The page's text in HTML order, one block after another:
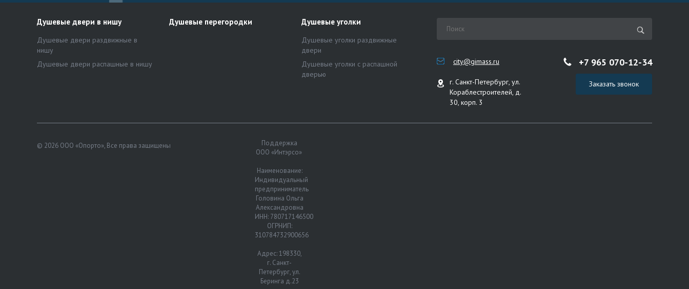
Душевые двери в нишу
Душевые двери раздвижные в
нишу
Душевые двери распашные в нишу
Душевые перегородки Душевые уголки
Душевые уголки раздвижные
двери
Душевые уголки с распашной
дверью
city@gimass.ru
г. Санкт-Петербург, ул.
Кораблестроителей, д.
30, корп. 3
+7 965 070-12-34
Заказать звонок
© 2026 ООО «Опорто», Все права защищены
Поддержка
ООО «Интэрсо»
Наименование:
Индивидуальный
предприниматель
Головина Ольга
Александровна
ИНН: 780717146500
ОГРНИП:
310784732900656
Адрес: 198330,
г. Санкт-
Петербург, ул.
Беринга д.23